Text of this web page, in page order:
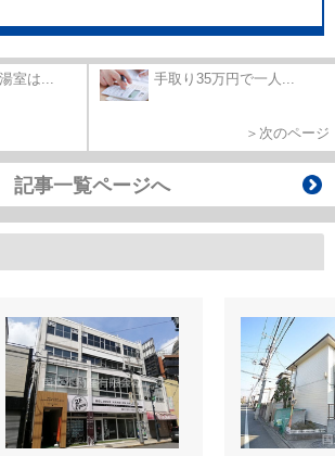
室は... 手取り35万円で一人...
＞次のページ
記事一覧ページへ